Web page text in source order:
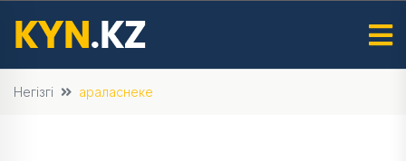
Негізгі араласнеке